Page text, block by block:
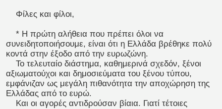
Φίλες και φίλοι,
* Η πρώτη αλήθεια που πρέπει όλοι να
συνειδητοποιήσουμε, είναι ότι η Ελλάδα βρέθηκε πολύ
κοντά στην έξοδο από την ευρωζώνη.
Το τελευταίο διάστημα, καθημερινά σχεδόν, ξένοι
αξιωματούχοι και δημοσιεύματα του ξένου τύπου,
εμφάνιζαν ως μεγάλη πιθανότητα την αποχώρηση της
Ελλάδας από το ευρώ.
Και οι αγορές αντιδρούσαν βίαια. Γιατί τέτοιες